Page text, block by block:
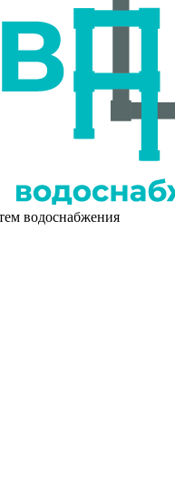
водоснабжения